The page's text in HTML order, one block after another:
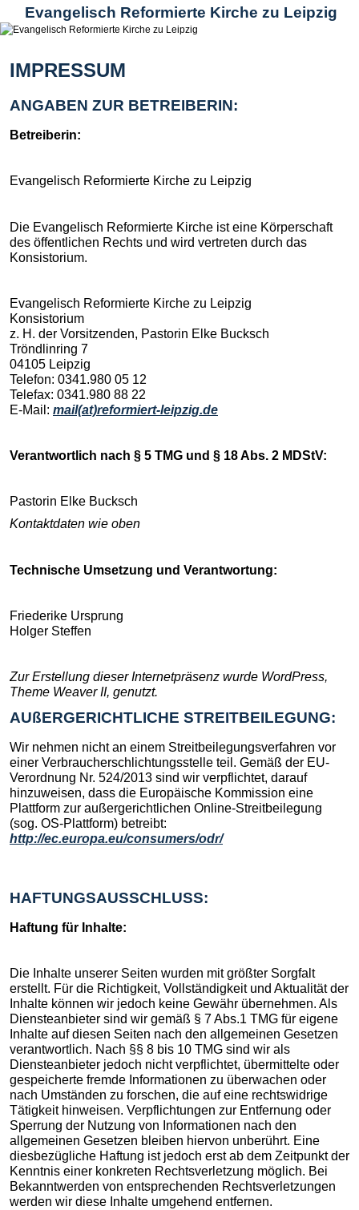
Evangelisch Reformierte Kirche zu Leipzig
IMPRESSUM
ANGABEN ZUR BETREIBERIN:
Betreiberin:
Evangelisch Reformierte Kirche zu Leipzig
Die Evangelisch Reformierte Kirche ist eine Körperschaft
des öffentlichen Rechts und wird vertreten durch das
Konsistorium.
Evangelisch Reformierte Kirche zu Leipzig
Konsistorium
z. H. der Vorsitzenden, Pastorin Elke Bucksch
Tröndlinring 7
04105 Leipzig
Telefon: 0341.980 05 12
Telefax: 0341.980 88 22
E-Mail: mail(at)reformiert-leipzig.de
Verantwortlich nach § 5 TMG und § 18 Abs. 2 MDStV:
Pastorin Elke Bucksch
Kontaktdaten wie oben
Technische Umsetzung und Verantwortung:
Friederike Ursprung
Holger Steffen
Zur Erstellung dieser Internetpräsenz wurde WordPress,
Theme Weaver II, genutzt.
AUßERGERICHTLICHE STREITBEILEGUNG:
Wir nehmen nicht an einem Streitbeilegungsverfahren vor
einer Verbraucherschlichtungsstelle teil. Gemäß der EU-
Verordnung Nr. 524/2013 sind wir verpflichtet, darauf
hinzuweisen, dass die Europäische Kommission eine
Plattform zur außergerichtlichen Online-Streitbeilegung
(sog. OS-Plattform) betreibt:
http://ec.europa.eu/consumers/odr/
HAFTUNGSAUSSCHLUSS:
Haftung für Inhalte:
Die Inhalte unserer Seiten wurden mit größter Sorgfalt
erstellt. Für die Richtigkeit, Vollständigkeit und Aktualität der
Inhalte können wir jedoch keine Gewähr übernehmen. Als
Diensteanbieter sind wir gemäß § 7 Abs.1 TMG für eigene
Inhalte auf diesen Seiten nach den allgemeinen Gesetzen
verantwortlich. Nach §§ 8 bis 10 TMG sind wir als
Diensteanbieter jedoch nicht verpflichtet, übermittelte oder
gespeicherte fremde Informationen zu überwachen oder
nach Umständen zu forschen, die auf eine rechtswidrige
Tätigkeit hinweisen. Verpflichtungen zur Entfernung oder
Sperrung der Nutzung von Informationen nach den
allgemeinen Gesetzen bleiben hiervon unberührt. Eine
diesbezügliche Haftung ist jedoch erst ab dem Zeitpunkt der
Kenntnis einer konkreten Rechtsverletzung möglich. Bei
Bekanntwerden von entsprechenden Rechtsverletzungen
werden wir diese Inhalte umgehend entfernen.